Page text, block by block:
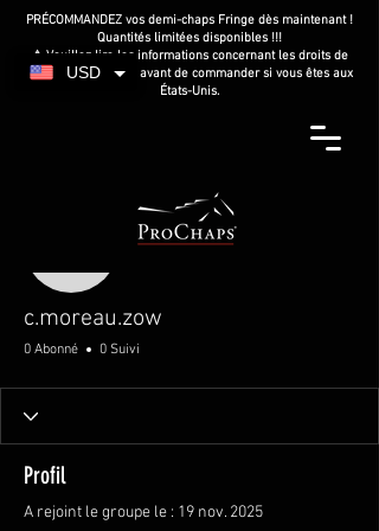
PRÉCOMMANDEZ vos demi-chaps Fringe dès maintenant !
Quantités limitées disponibles !!!
⚠️ Veuillez lire les informations concernant les droits de
douane américains avant de commander si vous êtes aux
États-Unis.
c.moreau.zow
c.moreau.zow
0 Abonné 0 Suivi
Profil
A rejoint le groupe le : 19 nov. 2025
USD